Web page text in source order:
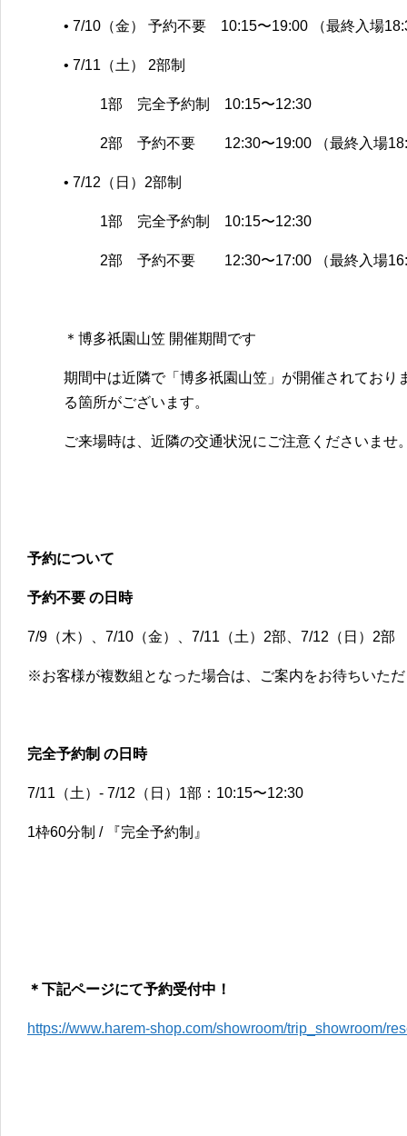
• 7/10（金） 予約不要 10:15〜19:00 （最終入場
• 7/11（土） 2部制
1部 完全予約制 10:15〜12:30
2部 予約不要 12:30〜19:00 （最終入場
• 7/12（日）2部制
1部 完全予約制 10:15〜12:30
2部 予約不要 12:30〜17:00 （最終入場
＊博多祇園山笠 開催期間です
期間中は近隣で「博多祇園山笠」が開催されており
る箇所がございます。
ご来場時は、近隣の交通状況にご注意くださいませ
予約について
予約不要 の日時
7/9（木）、7/10（金）、7/11（土）2部、7/12（日）2部
※お客様が複数組となった場合は、ご案内をお待ちいた
完全予約制 の日時
7/11（土）- 7/12（日）1部：10:15〜12:30
1枠60分制 / 『完全予約制』
＊下記ページにて予約受付中！
https://www.harem-shop.com/showroom/trip_showroom/